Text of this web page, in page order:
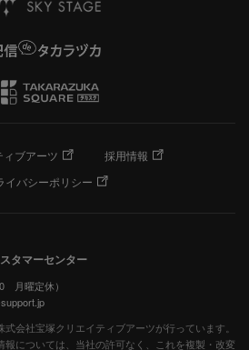
ブアーツ
採用情報
イバシーポリシー
タマーセンター
月曜定休）
会社宝塚クリエイティブアーツが行っています。
については、当社の許可なく、これを複製・改変